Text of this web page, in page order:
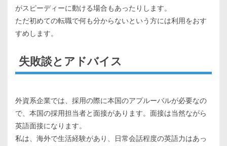
がスピーディーに動ける場合もあったりします。
ただ初めての転職で何も分からないという方には利用をおす
すめします。
失敗談とアドバイス
外資系企業では、採用の際に本国のアプルーバルが必要なの
で、本国の採用担当者と面接があります。面接は当然ながら
英語面接になります。
私は、海外で生活経験があり、日常会話程度の英語力はあっ